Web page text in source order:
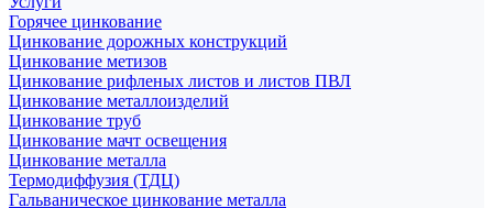
Горячее цинкование
Цинкование дорожных конструкций
Цинкование метизов
Цинкование рифленых листов и листов ПВЛ
Цинкование металлоизделий
Цинкование труб
Цинкование мачт освещения
Цинкование металла
Термодиффузия (ТДЦ)
Гальваническое цинкование металла